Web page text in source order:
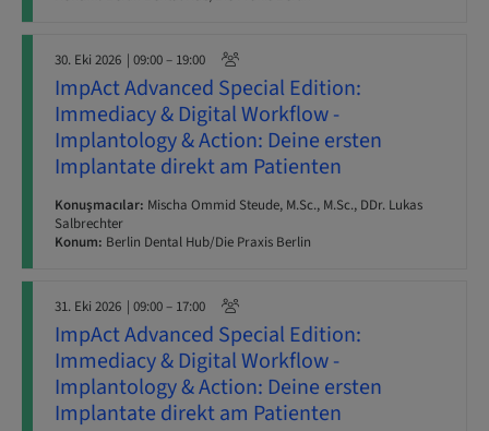
30. Eki 2026 | 09:00 – 19:00
ImpAct Advanced Special Edition:
Immediacy & Digital Workflow -
Implantology & Action: Deine ersten
Implantate direkt am Patienten
Konuşmacılar: Mischa Ommid Steude, M.Sc., M.Sc., DDr. Lukas
Salbrechter
Konum: Berlin Dental Hub/Die Praxis Berlin
31. Eki 2026 | 09:00 – 17:00
ImpAct Advanced Special Edition:
Immediacy & Digital Workflow -
Implantology & Action: Deine ersten
Implantate direkt am Patienten